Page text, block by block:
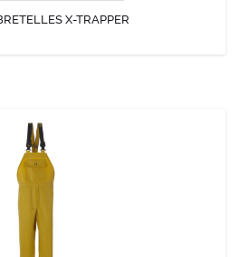
X-TRAPPER
TRIPLÉE CBD NYLPECHE
Robuste pour les pêcheurs et les
professionnels.